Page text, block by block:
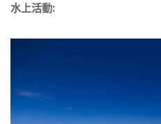
水上活動: